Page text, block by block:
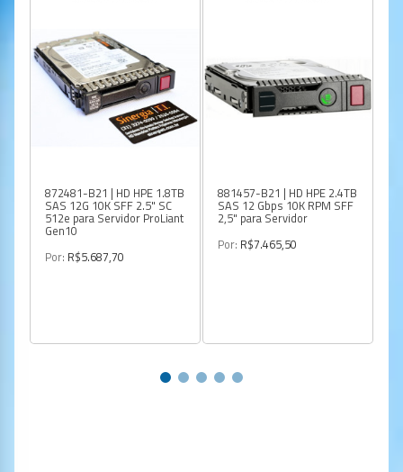
872481-B21 | HD HPE 1.8TB
SAS 12G 10K SFF 2.5" SC
512e para Servidor ProLiant
Gen10
Por: R$5.687,70
881457-B21 | HD HPE 2.4TB
SAS 12 Gbps 10K RPM SFF
2,5" para Servidor
Por: R$7.465,50